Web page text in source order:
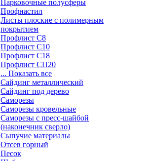
Парковочные полусферы
Профнастил
Листы плоские с полимерным
покрытием
Профлист С8
Профлист С10
Профлист С18
Профлист СП20
... Показать все
Сайдинг металлический
Cайдинг под дерево
Саморезы
Саморезы кровельные
Саморезы с пресс-шайбой
(наконечник сверло)
Сыпучие материалы
Отсев горный
Песок